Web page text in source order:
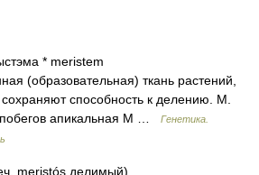
* meristem
(образовательная) ткань растений,
сохраняют способность к делению. М.
побегов апикальная М …
Генетика.
meristós делимый)